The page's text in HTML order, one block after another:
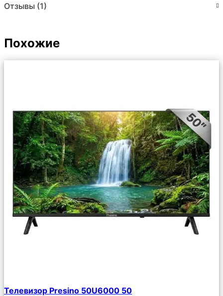
Отзывы (1)
Похожие
Описание
Телевизор Presino 50U6000 50